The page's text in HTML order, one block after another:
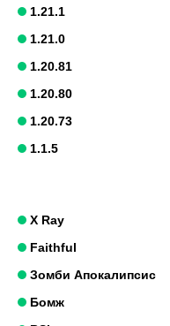
1.21.1
1.21.0
1.20.81
1.20.80
1.20.73
1.1.5
X Ray
Faithful
Зомби Апокалипсис
Бомж